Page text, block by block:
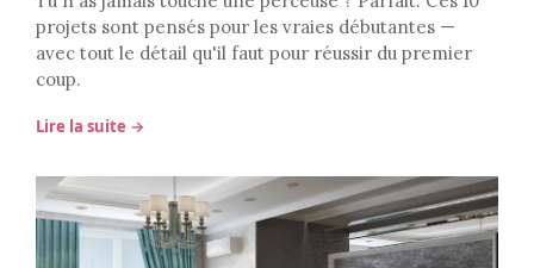
projets sont pensés pour les vraies débutantes —
avec tout le détail qu'il faut pour réussir du premier
coup.
Lire la suite →